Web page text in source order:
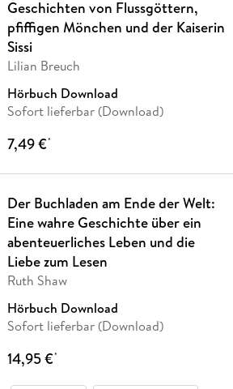
Geschichten von Flussgöttern,
pfiffigen Mönchen und der Kaiserin
Sissi
Lilian Breuch
Hörbuch Download
Sofort lieferbar (Download)
7,49 €*
Der Buchladen am Ende der Welt:
Eine wahre Geschichte über ein
abenteuerliches Leben und die
Liebe zum Lesen
Ruth Shaw
Hörbuch Download
Sofort lieferbar (Download)
14,95 €*